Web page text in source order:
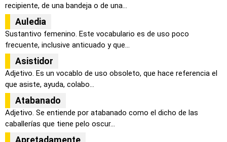
recipiente, de una bandeja o de una...
Auledia
Sustantivo femenino. Este vocabulario es de uso poco
frecuente, inclusive anticuado y que...
Asistidor
Adjetivo. Es un vocablo de uso obsoleto, que hace referencia el
que asiste, ayuda, colabo...
Atabanado
Adjetivo. Se entiende por atabanado como el dicho de las
caballerías que tiene pelo oscur...